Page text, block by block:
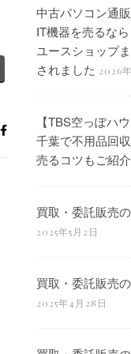
中古パソコン通
IT機器を売るな
ユースショップ
されました 2026
【TBS空っぽハ
千葉で不用品回
売るコツもご紹介
買取・委託販売
2025年5月2日
買取・委託販売
2025年4月28日